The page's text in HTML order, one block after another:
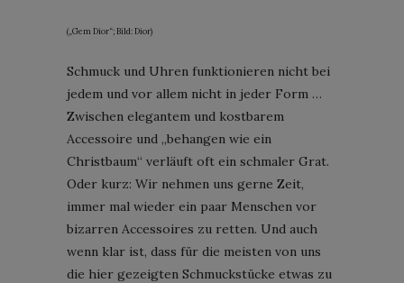
(„Gem Dior“; Bild: Dior)
Schmuck und Uhren funktionieren nicht bei
jedem und vor allem nicht in jeder Form …
Zwischen elegantem und kostbarem
Accessoire und „behangen wie ein
Christbaum“ verläuft oft ein schmaler Grat.
Oder kurz: Wir nehmen uns gerne Zeit,
immer mal wieder ein paar Menschen vor
bizarren Accessoires zu retten. Und auch
wenn klar ist, dass für die meisten von uns
die hier gezeigten Schmuckstücke etwas zu